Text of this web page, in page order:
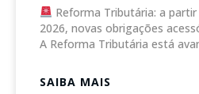
Reforma Tributária: a
2026, novas obrigações
A Reforma Tributária está
SAIBA MAIS